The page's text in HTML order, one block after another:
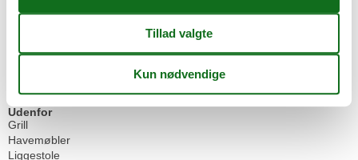
Ekstra
Dart
Udenfor
Grill
Havemøbler
Liggestole